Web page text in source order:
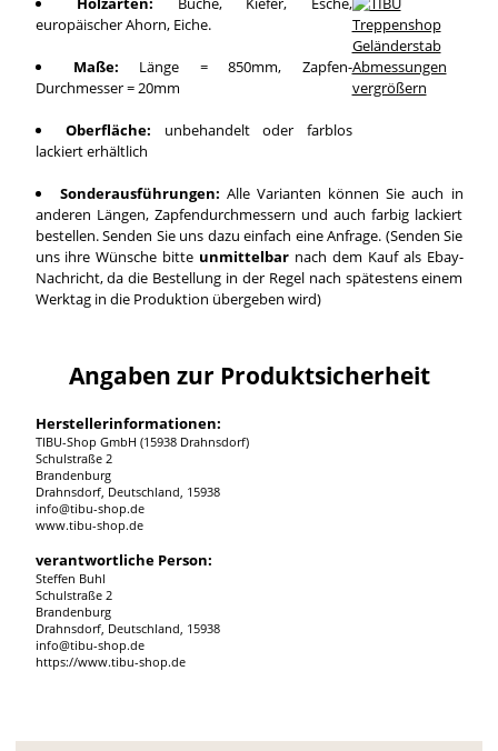
europäischer Ahorn, Eiche.
Maße: Länge = 850mm, Zapfen-
Durchmesser = 20mm
Oberfläche: unbehandelt oder farblos
lackiert erhältlich
vergrößern
Sonderausführungen: Alle Varianten können Sie auch in
anderen Längen, Zapfendurchmessern und auch farbig lackiert
bestellen. Senden Sie uns dazu einfach eine Anfrage. (Senden Sie
uns ihre Wünsche bitte unmittelbar nach dem Kauf als Ebay-
Nachricht, da die Bestellung in der Regel nach spätestens einem
Werktag in die Produktion übergeben wird)
Angaben zur Produktsicherheit
Herstellerinformationen:
TIBU-Shop GmbH (15938 Drahnsdorf)
Schulstraße 2
Brandenburg
Drahnsdorf, Deutschland, 15938
info@tibu-shop.de
www.tibu-shop.de
verantwortliche Person:
Steffen Buhl
Schulstraße 2
Brandenburg
Drahnsdorf, Deutschland, 15938
info@tibu-shop.de
https://www.tibu-shop.de